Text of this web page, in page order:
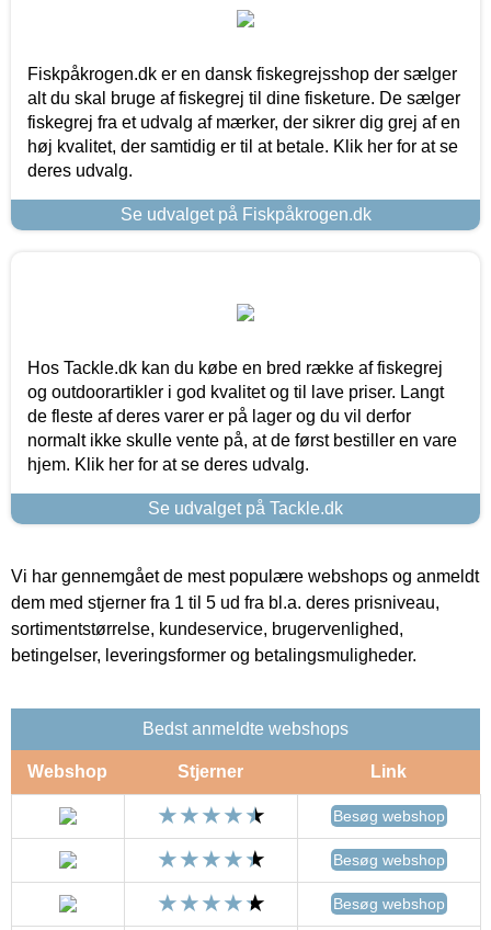
Fiskpåkrogen.dk er en dansk fiskegrejsshop der sælger
alt du skal bruge af fiskegrej til dine fisketure. De sælger
fiskegrej fra et udvalg af mærker, der sikrer dig grej af en
høj kvalitet, der samtidig er til at betale. Klik her for at se
deres udvalg.
Se udvalget på Fiskpåkrogen.dk
Hos Tackle.dk kan du købe en bred række af fiskegrej
og outdoorartikler i god kvalitet og til lave priser. Langt
de fleste af deres varer er på lager og du vil derfor
normalt ikke skulle vente på, at de først bestiller en vare
hjem. Klik her for at se deres udvalg.
Se udvalget på Tackle.dk
Vi har gennemgået de mest populære webshops og anmeldt
dem med stjerner fra 1 til 5 ud fra bl.a. deres prisniveau,
sortimentstørrelse, kundeservice, brugervenlighed,
betingelser, leveringsformer og betalingsmuligheder.
Bedst anmeldte webshops
Webshop Stjerner Link
Besøg webshop
Besøg webshop
Besøg webshop